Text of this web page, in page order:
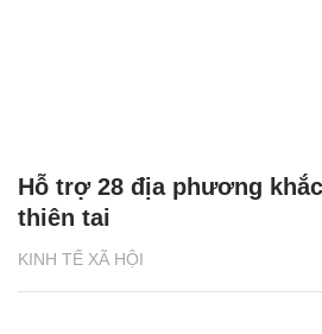
KINH TẾ XÃ HỘI
Hỗ trợ 28 địa phương
thiên tai